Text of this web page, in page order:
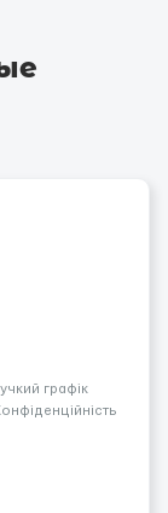
графік
зацікавила